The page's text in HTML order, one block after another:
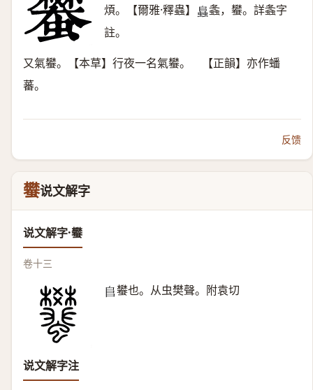
煩。【爾雅·釋蟲】 𧒂 螽，蠜。詳螽字
註。
又氣蠜。【本草】行夜一名氣蠜。 【正韻】亦作蟠
蕃。
反馈
蠜说文解字
说文解字·蠜
卷十三
𨸏蠜也。从虫樊聲。附袁切
说文解字注